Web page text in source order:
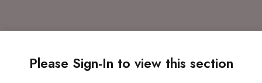
Please Sign-In to view this section